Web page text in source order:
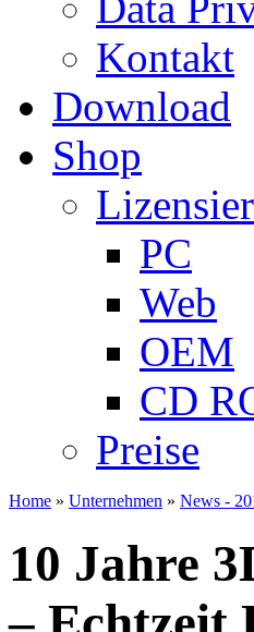
Kontakt
Download
Shop
PC
Web
OEM
CD
Preise
Home » Unternehmen » News -
10 Jahre